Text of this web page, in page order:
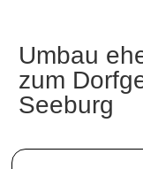
Umbau
zum
Seeburg